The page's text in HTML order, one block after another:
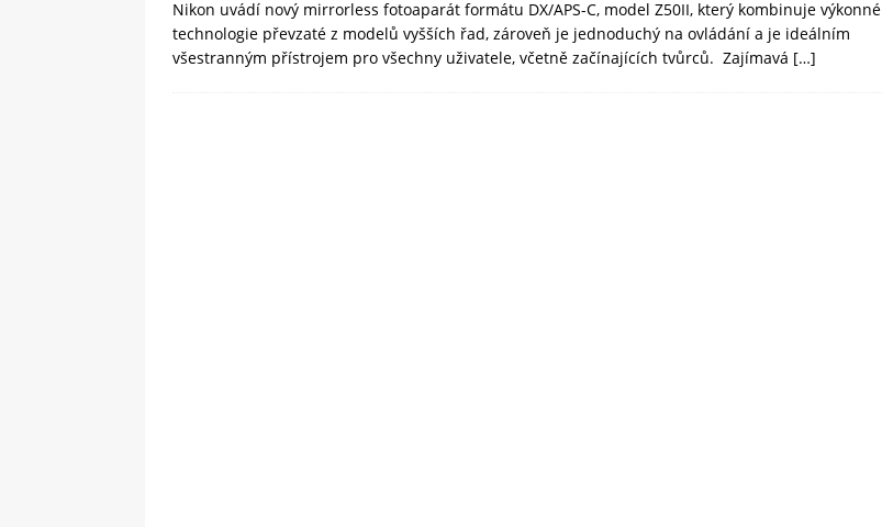
Nikon uvádí nový mirrorless fotoaparát formátu DX/APS-C, model Z50II, který kombinuje výkonné
technologie převzaté z modelů vyšších řad, zároveň je jednoduchý na ovládání a je ideálním
všestranným přístrojem pro všechny uživatele, včetně začínajících tvůrců. Zajímavá […]